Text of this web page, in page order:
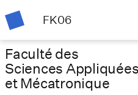
FK06
Faculté des
Sciences Appliquées
et Mécatronique